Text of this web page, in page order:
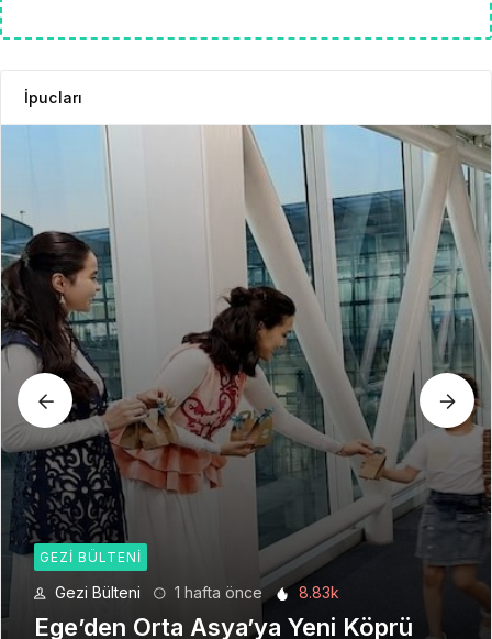
İpucları
GEZI BÜLTENI
Gezi Bülteni 6.21k
Seyahat Teknolojilerinde Yeni Bir
Dönem